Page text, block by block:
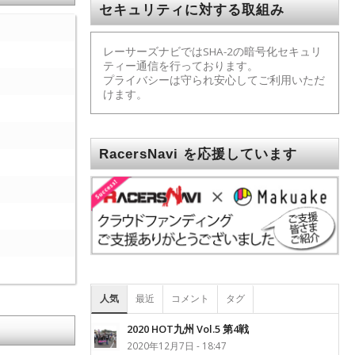
セキュリティに対する取組み
レーサーズナビではSHA-2の暗号化セキュリ
ティー通信を行っております。
プライバシーは守られ安心してご利用いただ
けます。
RacersNavi を応援しています
人気 最近 コメント タグ
2020 HOT九州 Vol.5 第4戦
2020年12月7日 - 18:47